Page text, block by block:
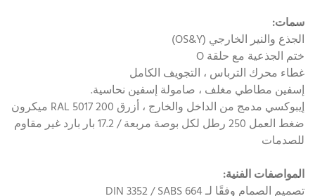
سمات:
الجذع والنير الخارجي (OS&Y)
ختم الجذعية مع حلقة O
غطاء محرك الترباس ، التجويف الكامل
إسفين مطاطي مغلف ، صامولة إسفين نحاسية.
إيبوكسي مدمج من الداخل والخارج ، أزرق RAL 5017 200 ميكرون
ضغط العمل 250 رطل لكل بوصة مربعة / 17.2 بار بارد غير مقاوم
للصدمات
المواصفات الفنية:
تصميم الصمام وفقًا لـ DIN 3352 / SABS 664